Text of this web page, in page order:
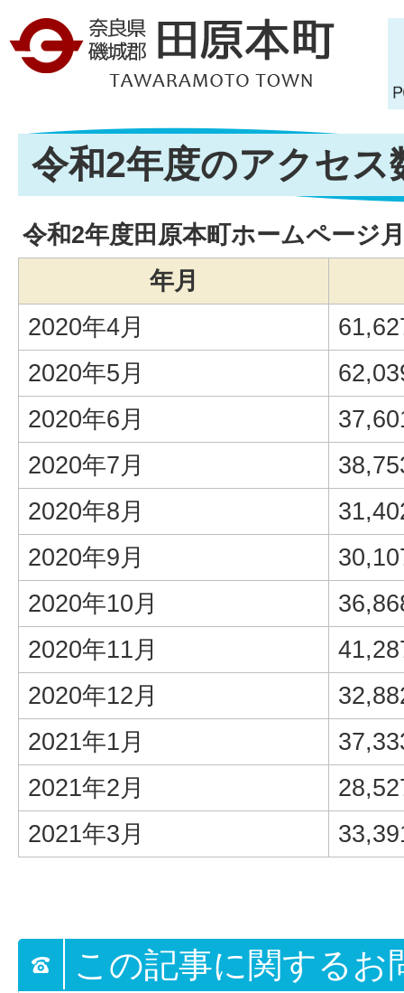
令和2年度のアクセス
令和2年度田原本町ホームページ
年月
2020年4月
2020年5月
2020年6月
2020年7月
2020年8月
2020年9月
2020年10月
2020年11月
2020年12月
2021年1月
2021年2月
2021年3月
この記事に関するお